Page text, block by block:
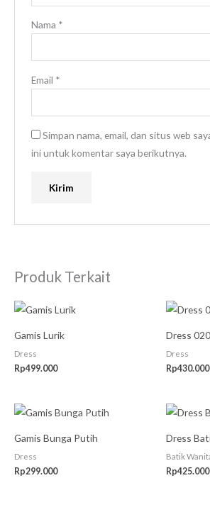
Nama *
Email *
Simpan nama, email, dan situs web
ini untuk komentar saya berikutnya.
Produk Terkait
Gamis Lurik
Dress
Rp499.000
Dress
Dress
Rp430.000
Gamis Bunga Putih
Dress
Rp299.000
Dress
Batik
Rp425.000